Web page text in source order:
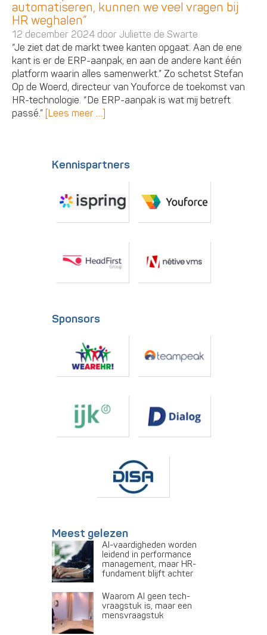
automatiseren, kunnen we veel vragen bij
HR weghalen”
12 december 2024 doorJuliette de Swarte
“Je ziet dat de markt twee kanten opgaat. Aan de ene
kant is er de ERP-aanpak, en aan de andere kant één
platform waarin alles samenwerkt.” Zo schetst Stefan
Op de Woerd, directeur van Youforce de toekomst van
HR-technologie. “De ERP-aanpak is wat mij betreft
passé.” [Lees meer …]
Kennispartners
Sponsors
Meest gelezen
AI-vaardigheden worden
leidend in performance
management, maar HR-
fundament blijft achter
Waarom AI geen tech-
vraagstuk is, maar een
mensvraagstuk